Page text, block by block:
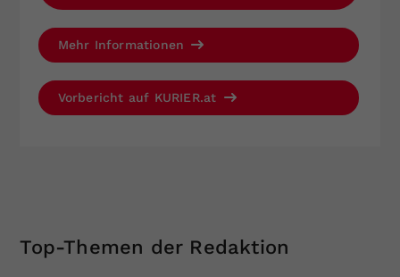
Mehr Informationen
Vorbericht auf KURIER.at
Top-Themen der Redaktion